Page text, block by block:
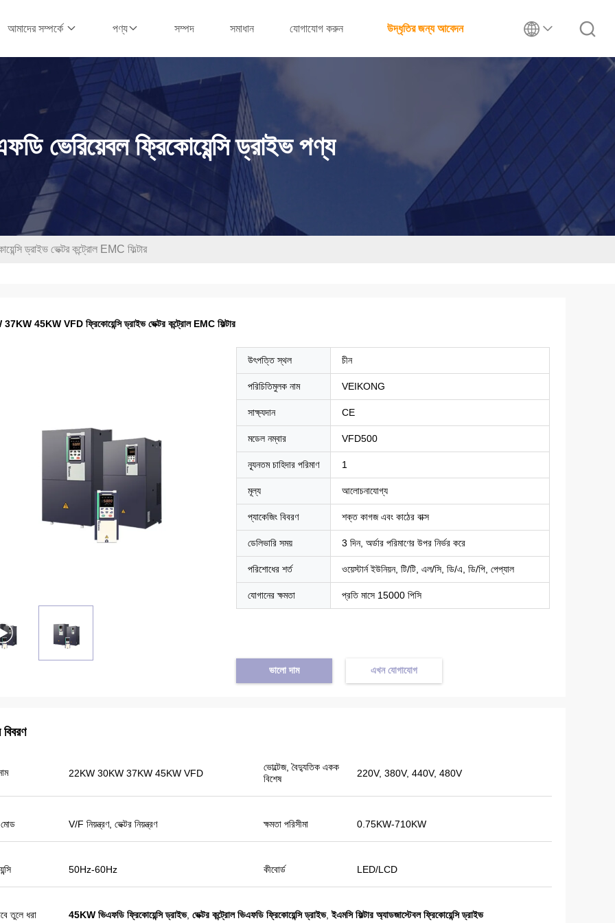
আমাদের সম্পর্কে পণ্য সম্পদ সমাধান যোগাযোগ করুন উদ্ধৃতির জন্য আবেদন
ভেরিয়েবল ফ্রিকোয়েন্সি ড্রাইভ পণ্য
ড্রাইভ ভেক্টর কন্ট্রোল EMC ফিল্টার
Veikong সোলার পাম্প বৈদ্যুতিন সংকেতের মেরু বদল
সত্যিই খুব ভাল মানের এবং আমরা প্রদর্শনীর জন্য কিছু
যাচ্ছি। গত বছর শুধুমাত্র একজন স্থানীয় এজেন্ট ছিল এবং
এই বছর 8 এর বেশি।
45KW VFD ফ্রিকোয়েন্সি ড্রাইভ ভেক্টর কন্ট্রোল EMC ফিল্টার
উৎপত্তি স্থল চীন
পরিচিতিমুলক নাম VEIKONG
সাক্ষ্যদান CE
মডেল নম্বার VFD500
ন্যূনতম চাহিদার পরিমাণ 1
মূল্য আলোচনাযোগ্য
প্যাকেজিং বিবরণ শক্ত কাগজ এবং কাঠের বাক্স
ডেলিভারি সময় 3 দিন, অর্ডার পরিমাণের উপর নির্ভর করে
পরিশোধের শর্ত ওয়েস্টার্ন ইউনিয়ন, টি/টি, এল/সি, ডি/এ, ডি/পি, পেপ্যাল
যোগানের ক্ষমতা প্রতি মাসে 15000 পিসি
ভালো দাম এখন যোগাযোগ
22KW 30KW 37KW 45KW VFD
ভোল্টেজ, বৈদ্যুতিক একক
বিশেষ
220V, 380V, 440V, 480V
মোড V/F নিয়ন্ত্রণ, ভেক্টর নিয়ন্ত্রণ ক্ষমতা পরিসীমা 0.75KW-710KW
50Hz-60Hz কীবোর্ড LED/LCD
তুলে ধরা 45KW ভিএফডি ফ্রিকোয়েন্সি ড্রাইভ, ভেক্টর কন্ট্রোল ভিএফডি ফ্রিকোয়েন্সি ড্রাইভ,ইএমসি ফিল্টার অ্যাডজাস্টেবল ফ্রিকোয়েন্সি ড্রাইভ